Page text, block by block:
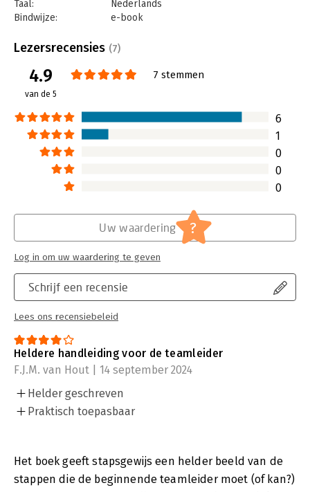
Taal:
Nederlands
Bindwijze:
e-book
Bestandsformaat:
epub
Uitgever:
Boom
Verschijningsdatum:
Hoofdrubriek:
Lezersrecensies (7)
4.9
van de 5
7 stemmen
6
1
0
0
0
Schrijf een recensie
Lees ons recensiebeleid
Uw waardering ?
Log in om uw waardering te geven
Heldere handleiding voor de teamleider
F.J.M. van Hout | 14 september 2024
Helder geschreven
Praktisch toepasbaar
Het boek geeft stapsgewijs een helder beeld van de
stappen die de beginnende teamleider moet (of kan?)